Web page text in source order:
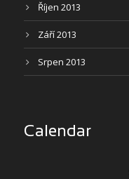
Říjen 2013
Září 2013
Srpen 2013
Calendar